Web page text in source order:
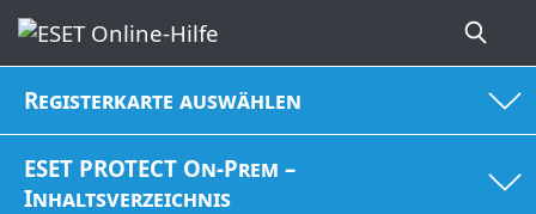
Registerkarte auswählen
ESET PROTECT On-Prem –
Inhaltsverzeichnis